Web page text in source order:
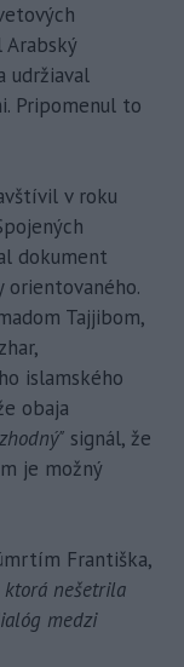
udržiaval
Pripomenul to
v roku
dokument
orientovaného.
Tajjibom,
islamského
obaja
signál, že
je možný
Františka,
nešetrila
medzi